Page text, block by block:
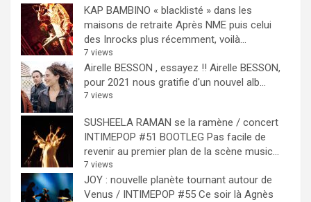
KAP BAMBINO « blacklisté » dans les
maisons de retraite Après NME puis celui
des Inrocks plus récemment, voilà...
7 views
Airelle BESSON , essayez !! Airelle BESSON,
pour 2021 nous gratifie d'un nouvel alb...
7 views
SUSHEELA RAMAN se la ramène / concert
INTIMEPOP #51 BOOTLEG Pas facile de
revenir au premier plan de la scène music...
7 views
JOY : nouvelle planète tournant autour de
Venus / INTIMEPOP #55 Ce soir là Agnès